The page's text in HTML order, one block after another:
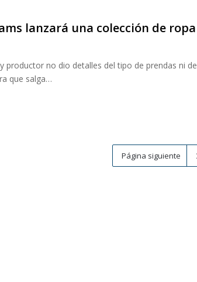
lanzará una colección de ropa
productor no dio detalles del tipo de prendas ni de
que salga…
Página siguiente